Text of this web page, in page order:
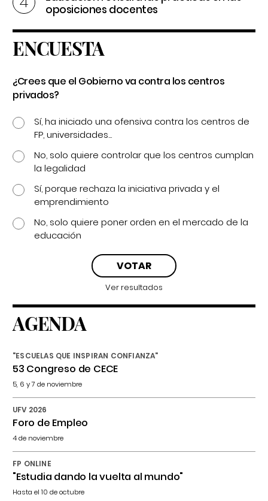
oposiciones docentes
ENCUESTA
¿Crees que el Gobierno va contra los centros
privados?
Sí, ha iniciado una ofensiva contra los centros de
FP, universidades...
No, solo quiere controlar que los centros cumplan
la legalidad
Sí, porque rechaza la iniciativa privada y el
emprendimiento
No, solo quiere poner orden en el mercado de la
educación
Ver resultados
AGENDA
"ESCUELAS QUE INSPIRAN CONFIANZA"
53 Congreso de CECE
5, 6 y 7 de noviembre
UFV 2026
Foro de Empleo
4 de noviembre
FP ONLINE
"Estudia dando la vuelta al mundo"
Hasta el 10 de octubre